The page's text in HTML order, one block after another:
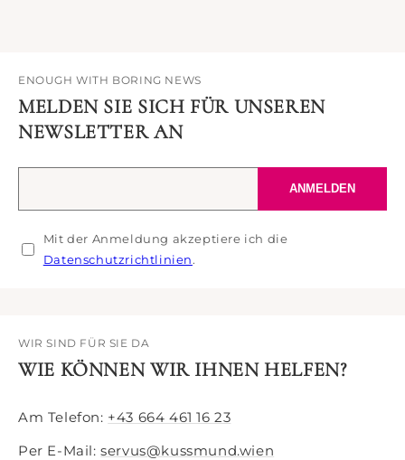
ENOUGH WITH BORING NEWS
MELDEN SIE SICH FÜR UNSEREN
NEWSLETTER AN
E-
Adresse
ANMELDEN
Mit der Anmeldung akzeptiere ich die
Datenschutzrichtlinien.
WIR SIND FÜR SIE DA
WIE KÖNNEN WIR IHNEN HELFEN?
Am Telefon: +43 664 461 16 23
Per E-Mail:servus@kussmund.wien